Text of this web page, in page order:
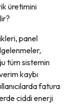
üretimini
panel
tüm sistemin
kaybı
fatura
ciddi enerji